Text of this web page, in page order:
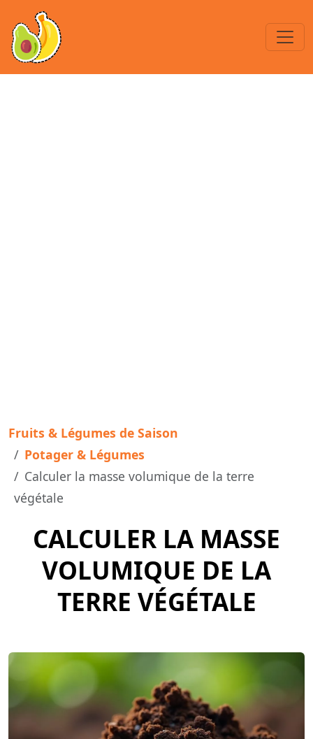
Fruits & Légumes de Saison
Potager & Légumes
Calculer la masse volumique de la terre
végétale
CALCULER LA MASSE
VOLUMIQUE DE LA
TERRE VÉGÉTALE